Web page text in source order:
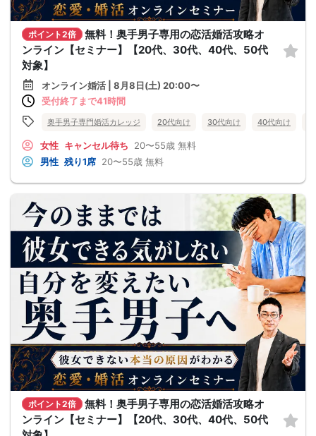
ポイント2倍
無料！奥手男子専用の恋活婚活攻略オ
ンライン【セミナー】【20代、30代、40代、50代
対象】
オンライン婚活 | 8月8日(土) 20:00〜
受付終了まで41時間
奥手男子専門婚活カレッジ 20代向け 30代向け 40代向け
女性 キャンセル待ち 20〜55歳 無料
男性 残り1席 20〜55歳 無料
ポイント2倍
無料！奥手男子専用の恋活婚活攻略オ
ンライン【セミナー】【20代、30代、40代、50代